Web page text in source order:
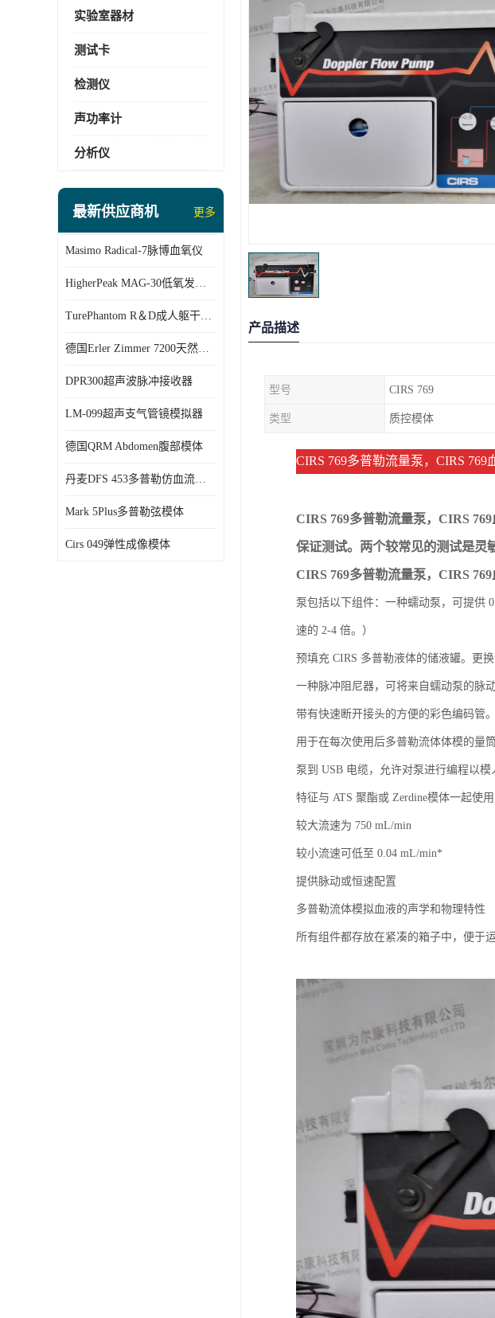
实验室器材
测试卡
检测仪
声功率计
分析仪
最新供应商机 更多
Masimo Radical-7脉博血氧仪
HigherPeak MAG-30低氧发生器,
TurePhantom R＆D成人躯干模体
德国Erler Zimmer 7200天然骨骼全身模体
DPR300超声波脉冲接收器
LM-099超声支气管镜模拟器
德国QRM Abdomen腹部模体
丹麦DFS 453多普勒仿血流模体
Mark 5Plus多普勒弦模体
Cirs 049弹性成像模体
产品描述
型号 CIRS 769
类型 质控模体
CIRS 769多普勒流量泵，CIRS 769
CIRS 769多普勒流量泵，CIRS
保证测试。两个较常见的测试是灵
CIRS 769多普勒流量泵，CIRS
泵包括以下组件：一种蠕动泵，可提供
速的 2-4 倍。）
预填充 CIRS 多普勒液体的储液罐。更换
一种脉冲阻尼器，可将来自蠕动泵的脉
带有快速断开接头的方便的彩色编码管。
用于在每次使用后多普勒流体体模的量
泵到 USB 电缆，允许对泵进行编程以模
特征与 ATS 聚酯或 Zerdine模体一起使用
较大流速为 750 mL/min
较小流速可低至 0.04 mL/min*
提供脉动或恒速配置
多普勒流体模拟血液的声学和物理特性
所有组件都存放在紧凑的箱子中，便于